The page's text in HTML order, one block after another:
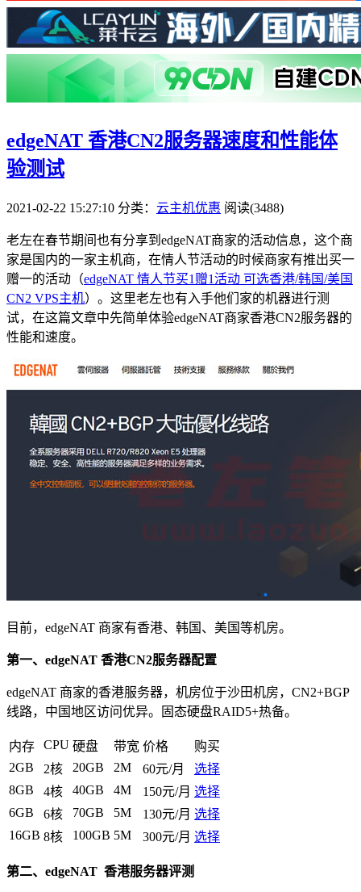
edgeNAT 香港CN2服务器速度和性能体
验测试
2021-02-22 15:27:10 分类： 云主机优惠 阅读(3488)
老左在春节期间也有分享到edgeNAT商家的活动信息，这个商
家是国内的一家主机商，在情人节活动的时候商家有推出买一
赠一的活动（edgeNAT 情人节买1赠1活动 可选香港/韩国/美国
CN2 VPS主机）。这里老左也有入手他们家的机器进行测
试，在这篇文章中先简单体验edgeNAT商家香港CN2服务器的
性能和速度。
目前，edgeNAT 商家有香港、韩国、美国等机房。
第一、edgeNAT 香港CN2服务器配置
edgeNAT 商家的香港服务器，机房位于沙田机房，CN2+BGP
线路，中国地区访问优异。固态硬盘RAID5+热备。
内存 CPU 硬盘 带宽 价格
购买
2GB
2核 20GB 2M 60元/月
选择
8GB
4核 40GB 4M 150元/月 选择
6GB
6核 70GB 5M 130元/月 选择
16GB 8核 100GB 5M 300元/月 选择
第二、edgeNAT 香港服务器评测